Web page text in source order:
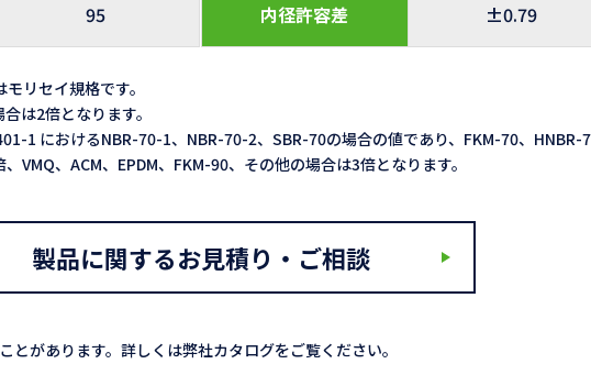
95 内径許容差 ±0.79
リセイ規格です。
は2倍となります。
1 におけるNBR-70-1、NBR-70-2、SBR-70の場合の値であり、FKM-70、HNBR-
VMQ、ACM、EPDM、FKM-90、その他の場合は3倍となります。
製品に関するお見積り・ご相談
があります。詳しくは弊社カタログをご覧ください。